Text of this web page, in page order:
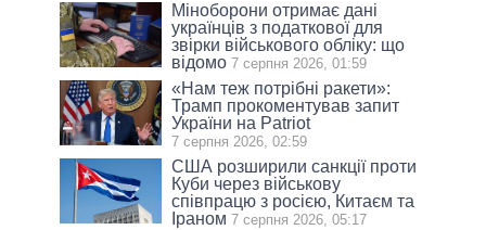
Міноборони отримає дані
українців з податкової для
звірки військового обліку: що
відомо 7 серпня 2026, 01:59
«Нам теж потрібні ракети»:
Трамп прокоментував запит
України на Patriot
7 серпня 2026, 02:59
США розширили санкції проти
Куби через військову
співпрацю з росією, Китаєм та
Іраном 7 серпня 2026, 05:17